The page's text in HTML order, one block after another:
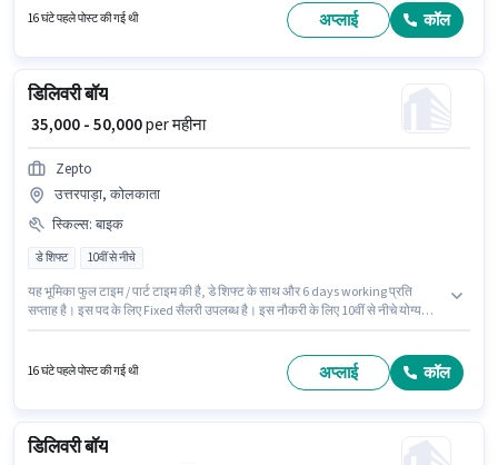
धाराप्रवाह होना चाहिए।
16 घंटे पहले पोस्ट की गई थी अप्लाई कॉल
डिलिवरी बॉय
₹ 35,000 - 50,000per महीना
Zepto
उत्तरपाड़ा, कोलकाता
स्किल्स: बाइक
डे शिफ्ट 10वीं से नीचे
यह भूमिका फुल टाइम / पार्ट टाइम की है, डे शिफ्ट के साथ और 6 days working प्रति
सप्ताह है। इस पद के लिए Fixed सैलरी उपलब्ध है। इस नौकरी के लिए 10वीं से नीचे योग्यता
को अंग्रेजी में धाराप्रवाह होना चाहिए।
16 घंटे पहले पोस्ट की गई थी अप्लाई कॉल
डिलिवरी बॉय